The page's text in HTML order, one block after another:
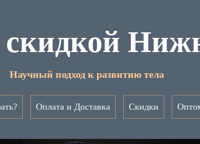
скидкой
Научный подход к развитию тела
Оплата и Доставка Скидки